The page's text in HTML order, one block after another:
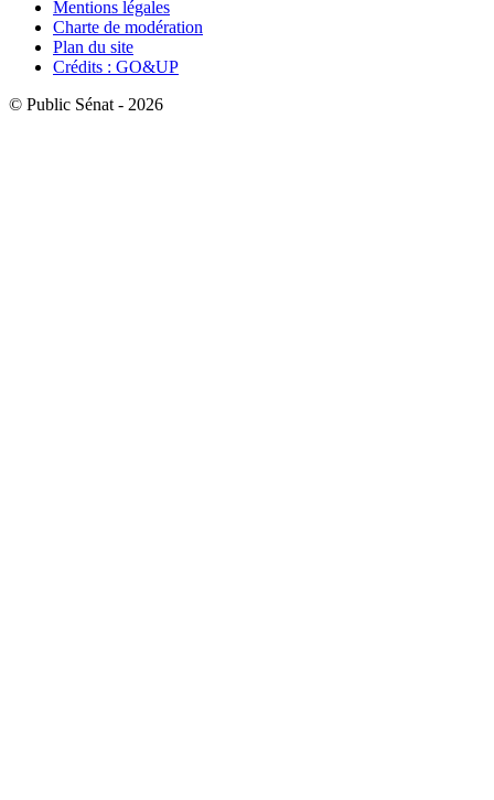
Mentions légales
Charte de modération
Plan du site
Crédits : GO&UP
© Public Sénat - 2026